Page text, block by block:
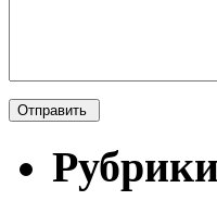
Рубрики